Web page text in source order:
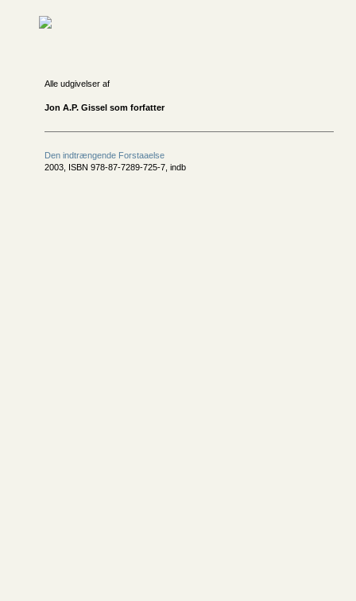
Alle udgivelser af
Jon A.P. Gissel som forfatter
Den indtrængende Forstaaelse
2003, ISBN 978-87-7289-725-7, indb